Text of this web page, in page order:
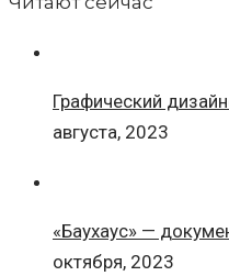
Графический
августа, 2023
«Баухаус» —
октября, 2023